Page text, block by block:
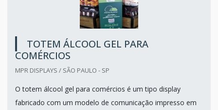
TOTEM ÁLCOOL GEL PARA
COMÉRCIOS
MPR DISPLAYS / SÃO PAULO - SP
O totem álcool gel para comércios é um tipo display
fabricado com um modelo de comunicação impresso em